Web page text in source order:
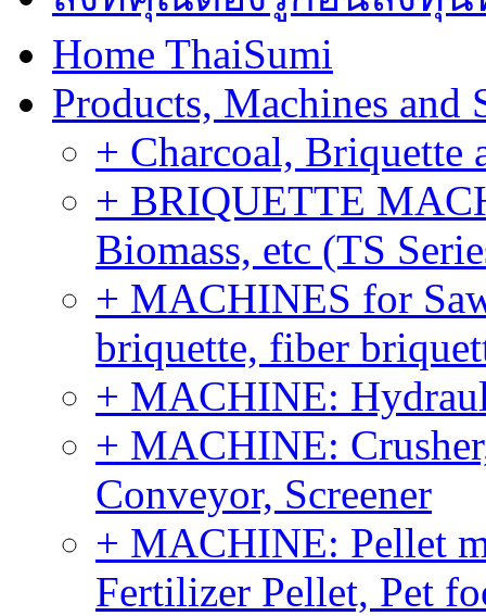
Home ThaiSumi
Products, Machines and
+ Charcoal, Briquette
+ BRIQUETTE
Biomass, etc (TS
+ MACHINES for
briquette, fiber
+ MACHINE:
+ MACHINE:
Conveyor, Screener
+ MACHINE: Pellet
Fertilizer Pellet, Pet